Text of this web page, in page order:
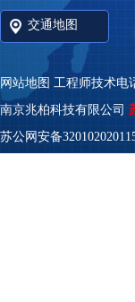
交通地图
网站地图 工程师技术电
南京兆柏科技有限公司
苏公网安备